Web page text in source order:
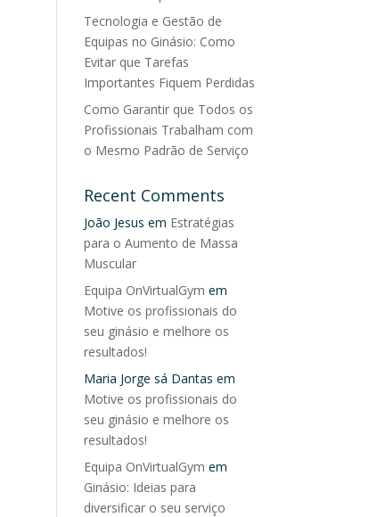
Tecnologia e Gestão de
Equipas no Ginásio: Como
Evitar que Tarefas
Importantes Fiquem Perdidas
Como Garantir que Todos os
Profissionais Trabalham com
o Mesmo Padrão de Serviço
Recent Comments
João Jesus em Estratégias
para o Aumento de Massa
Muscular
Equipa OnVirtualGym em
Motive os profissionais do
seu ginásio e melhore os
resultados!
Maria Jorge sá Dantas em
Motive os profissionais do
seu ginásio e melhore os
resultados!
Equipa OnVirtualGym em
Ginásio: Ideias para
diversificar o seu serviço